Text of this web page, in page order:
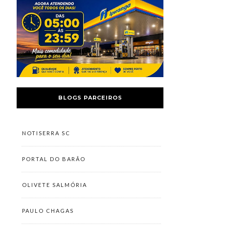
BLOGS PARCEIROS
NOTISERRA SC
PORTAL DO BARÃO
OLIVETE SALMÓRIA
PAULO CHAGAS